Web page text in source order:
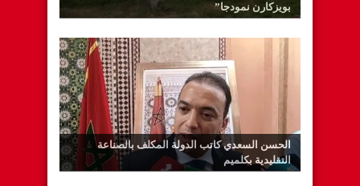
بويزكارن نمودجا”
الحسن السعدي كاتب الدولة المكلف بالصناعة
التقليدية بكلميم